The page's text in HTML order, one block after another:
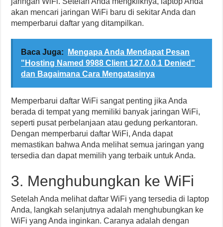
akan mencari jaringan WiFi baru di sekitar Anda dan
memperbarui daftar yang ditampilkan.
Baca Juga:
Mengapa Anda Mendapat Pesan
"Hosting Named 9988 Client 127.0.0.1 Denied"
dan Bagaimana Cara Mengatasinya
Memperbarui daftar WiFi sangat penting jika Anda
berada di tempat yang memiliki banyak jaringan WiFi,
seperti pusat perbelanjaan atau gedung perkantoran.
Dengan memperbarui daftar WiFi, Anda dapat
memastikan bahwa Anda melihat semua jaringan yang
tersedia dan dapat memilih yang terbaik untuk Anda.
3. Menghubungkan ke WiFi
Setelah Anda melihat daftar WiFi yang tersedia di laptop
Anda, langkah selanjutnya adalah menghubungkan ke
WiFi yang Anda inginkan. Caranya adalah dengan